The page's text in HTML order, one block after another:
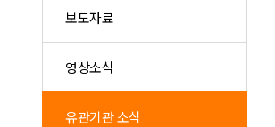
보도자료
영상소식
유관기관 소식